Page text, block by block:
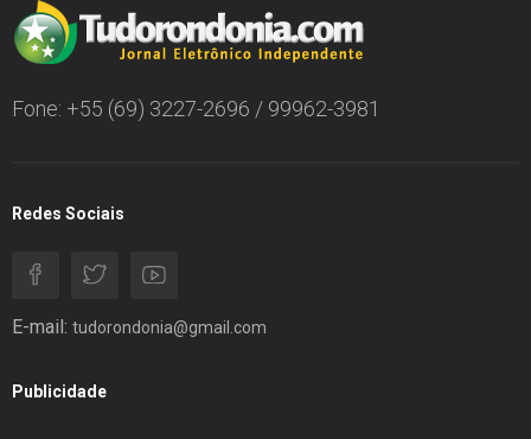
Fone: +55 (69) 3227-2696 / 99962-3981
Redes Sociais
E-mail: tudorondonia@gmail.com
Publicidade